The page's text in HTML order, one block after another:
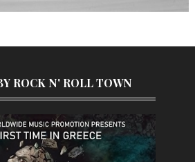
ROCK N' ROLL TOWN